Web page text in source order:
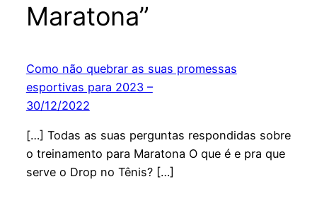
Maratona”
Como não quebrar as suas promessas
esportivas para 2023 –
30/12/2022
[…] Todas as suas perguntas respondidas sobre
o treinamento para Maratona O que é e pra que
serve o Drop no Tênis? […]